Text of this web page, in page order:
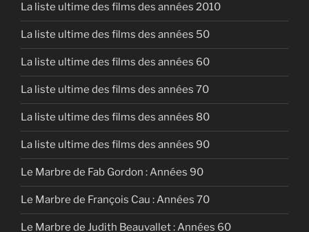
La liste ultime des films des années 2010
La liste ultime des films des années 50
La liste ultime des films des années 60
La liste ultime des films des années 70
La liste ultime des films des années 80
La liste ultime des films des années 90
Le Marbre de Fab Gordon : Années 90
Le Marbre de François Cau : Années 70
Le Marbre de Judith Beauvallet : Années 60